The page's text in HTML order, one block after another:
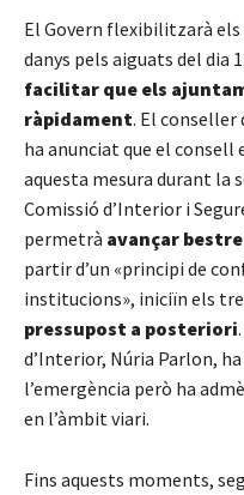
El Govern flexibilitzarà
danys pels aiguats del dia
facilitar que els
ràpidament. El conseller
ha anunciat que el consell
aquesta mesura durant la
Comissió d’Interior i
permetrà avançar
partir d’un «principi de
institucions», iniciïn els
pressupost a posteriori
d’Interior, Núria Parlon,
l’emergència però ha
en l’àmbit viari.
Fins aquests moments,